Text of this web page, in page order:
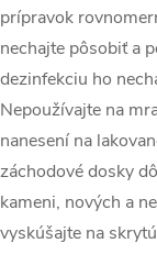
prípravok
nechajte pôsobiť a
dezinfekciu ho
Nepoužívajte na
nanesení na
záchodové dosky
kameni, nových a
vyskúšajte na